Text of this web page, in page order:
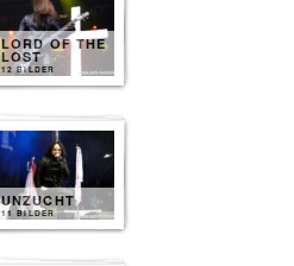
LORD OF THE
LOST
12 BILDER
UNZUCHT
11 BILDER